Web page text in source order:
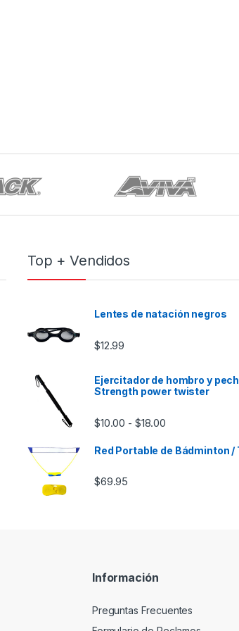
$46.00 hasta $85.00
Top + Vendidos
Lentes de natación negros
$12.99
Ejercitador de hombro y
Strength power twister
$10.00 - $18.00 Rango de
Red Portable de Bádminton /
$69.95
Información
Preguntas Frecuentes